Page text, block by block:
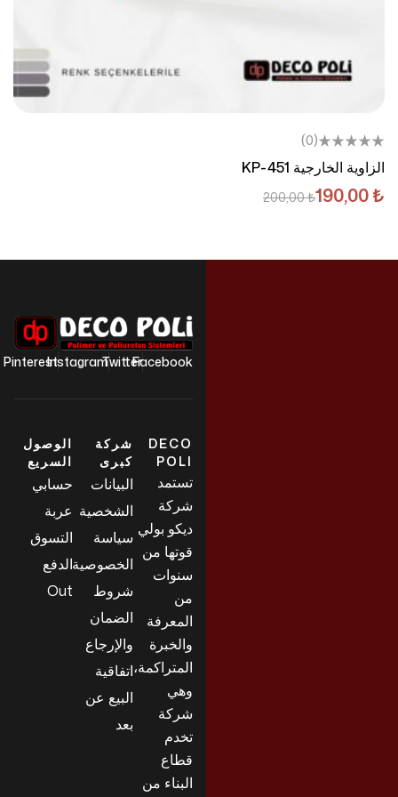
(0)
الزاوية الخارجية KP-451
200,00₺190,00₺
Facebook
Twitter
Instagram
Pinterest
DECO
POLI
تستمد
شركة
ديكو بولي
قوتها من
سنوات
من
المعرفة
والخبرة
المتراكمة،
وهي
شركة
تخدم
قطاع
البناء من
شركة
كبرى
البيانات
الشخصية
سياسة
الخصوصية
شروط
الضمان
والإرجاع
اتفاقية
البيع عن
بعد
الوصول
السريع
حسابي
عربة
التسوق
الدفع
Out